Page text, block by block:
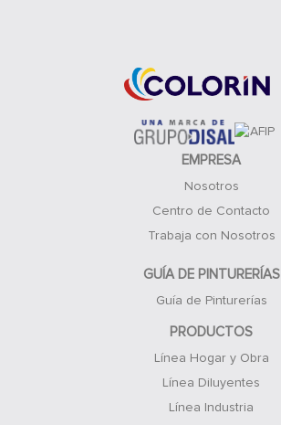
EMPRESA
Nosotros
Centro de Contacto
Trabaja con Nosotros
GUÍA DE PINTURERÍAS
Guía de Pinturerías
PRODUCTOS
Línea Hogar y Obra
Línea Diluyentes
Línea Industria